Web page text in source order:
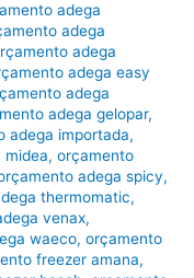
adega
adega
adega
adega easy
adega
adega gelopar,
adega importada,
midea,orçamento
adega spicy,
thermomatic,
venax,
waeco,orçamento
freezer amana,